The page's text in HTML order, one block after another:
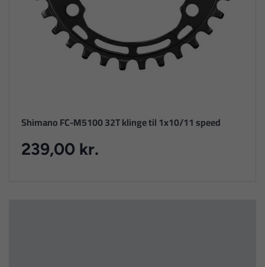
Shimano FC-M5100 32T klinge til 1x10/11 speed
239,00 kr.